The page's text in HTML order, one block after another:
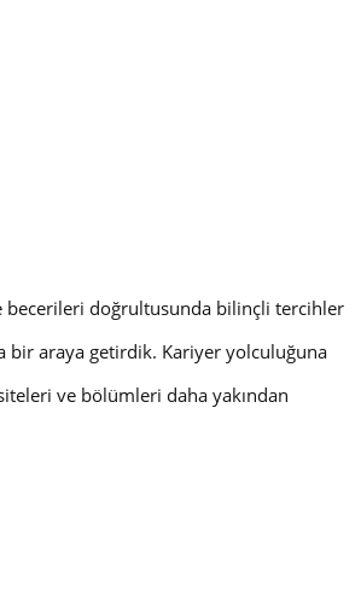
becerileri doğrultusunda bilinçli tercihler
bir araya getirdik. Kariyer yolculuğuna
ve bölümleri daha yakından